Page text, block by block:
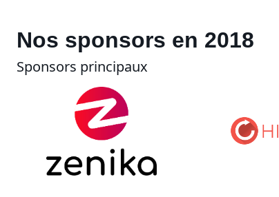
Nos sponsors en 2018
Sponsors principaux